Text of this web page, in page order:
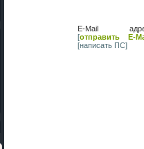
E-Mail
[отправить E-
[написать ПС]